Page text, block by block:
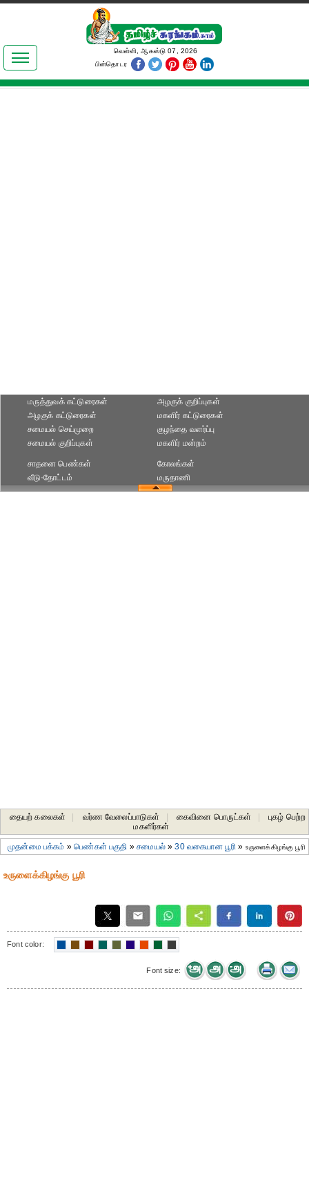
இலக்கியங்கள்
தமிழ் உலகம்
வெள்ளி, ஆகஸ்டு 07, 2026
பின்தொடர
மருத்துவக் கட்டுரைகள்
அழகுக் கட்டுரைகள்
அழகுக் குறிப்புகள்
மகளிர் கட்டுரைகள்
சமையல் செய்முறை
சமையல் குறிப்புகள்
குழந்தை வளர்ப்பு
மகளிர் மன்றம்
சாதனை பெண்கள்
வீடு-தோட்டம்
கோலங்கள்
மருதாணி
தையற் கலைகள் வர்ண வேலைப்பாடுகள் கைவினை பொருட்கள்
புகழ் பெற்ற
மகளிர்கள்
முதன்மை பக்கம் »பெண்கள் பகுதி »சமையல்»30 வகையான பூரி » உருளைக்கிழங்கு பூரி
உருளைக்கிழங்கு பூரி
Font color:
Font size: